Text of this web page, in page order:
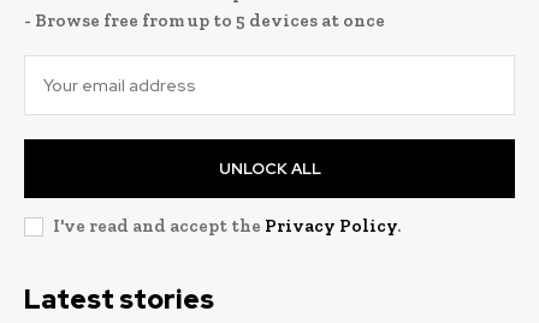
- Browse free from up to 5 devices at once
UNLOCK ALL
I've read and accept the Privacy Policy.
Latest stories